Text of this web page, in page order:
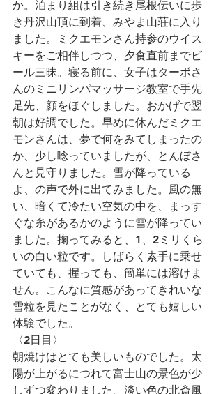
か。泊まり組は引き続き尾根伝いに歩
き丹沢山頂に到着、みやま山荘に入り
ました。ミクエモンさん持参のウイス
キーをご相伴しつつ、夕食直前までビ
ール三昧。寝る前に、女子はターボさ
んのミニリンパマッサージ教室で手先
足先、顔をほぐしました。おかげで翌
朝は好調でした。早めに休んだミクエ
モンさんは、夢で何をみてしまったの
か、少し唸っていましたが、とんぼさ
んと見守りました。雪が降っている
よ、の声で外に出てみました。風の無
い、暗くて冷たい空気の中を、まっす
ぐな糸があるかのように雪が降ってい
ました。掬ってみると、1、2ミリくら
いの白い粒です。しばらく素手に乗せ
ていても、握っても、簡単には溶けま
せん。こんなに質感があってきれいな
雪粒を見たことがなく、とても嬉しい
体験でした。
〈2日目〉
朝焼けはとても美しいものでした。太
陽が上がるにつれて富士山の景色が少
しずつ変わりました。淡い色の北斎風